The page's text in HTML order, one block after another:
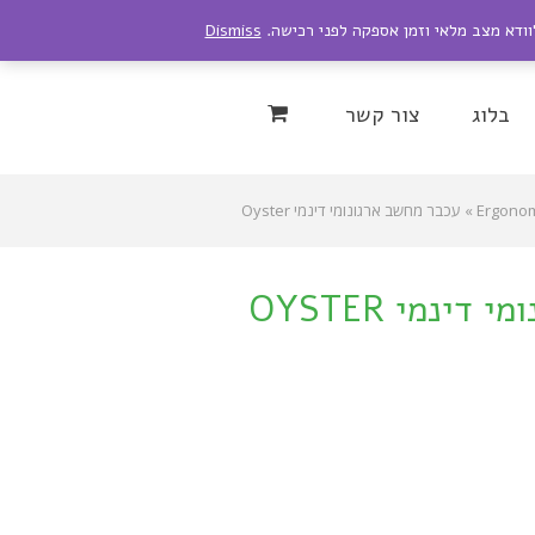
Instagram
בלוג צור קשר
» עכבר מחשב ארגונומי דינמי Oyster
עכבר מחשב ארגונומי דינמי OYSTER
מצב מלאי וזמן אספקה לפני רכישה. Dismiss